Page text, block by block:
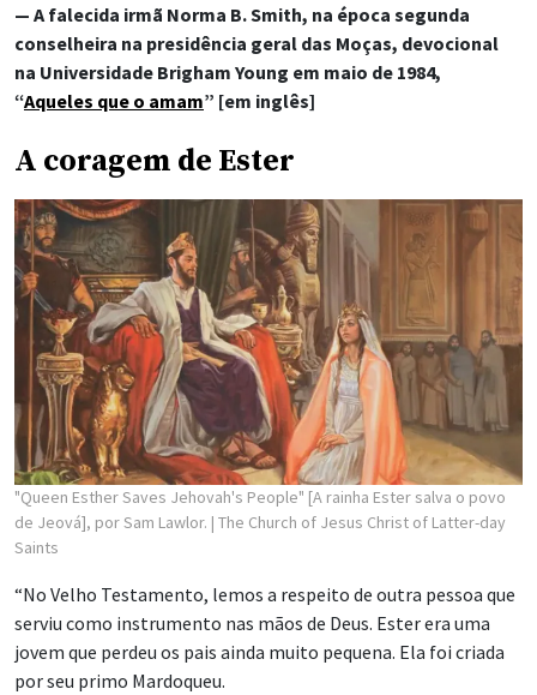
— A falecida irmã Norma B. Smith, na época segunda
conselheira na presidência geral das Moças, devocional
na Universidade Brigham Young em maio de 1984,
“Aqueles que o amam” [em inglês]
A coragem de Ester
"Queen Esther Saves Jehovah's People" [A rainha Ester salva o povo
de Jeová], por Sam Lawlor. | The Church of Jesus Christ of Latter-day
Saints
“No Velho Testamento, lemos a respeito de outra pessoa que
serviu como instrumento nas mãos de Deus. Ester era uma
jovem que perdeu os pais ainda muito pequena. Ela foi criada
por seu primo Mardoqueu.